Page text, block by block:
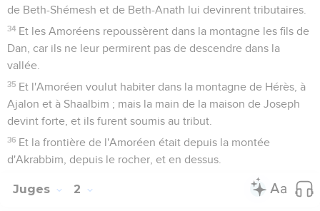
de Beth-Shémesh et de Beth-Anath lui devinrent tributaires.
34 Et les Amoréens repoussèrent dans la montagne les fils de
Dan, car ils ne leur permirent pas de descendre dans la
vallée.
35 Et l'Amoréen voulut habiter dans la montagne de Hérès, à
Ajalon et à Shaalbim ; mais la main de la maison de Joseph
devint forte, et ils furent soumis au tribut.
36 Et la frontière de l'Amoréen était depuis la montée
d'Akrabbim, depuis le rocher, et en dessus.
Juges 2